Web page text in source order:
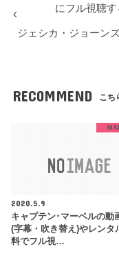
にフル視聴す
ジェシカ・ジョーン
RECOMMEND こち
2020.5.9
キャプテン･マーベルの動
(字幕・吹き替え)やレンタ
料でフル視…